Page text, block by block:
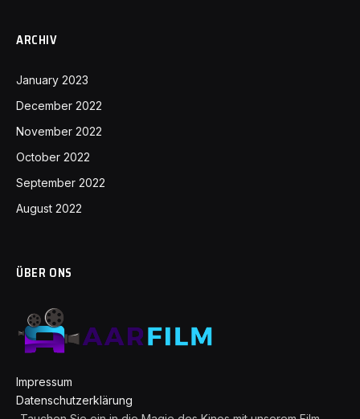
ARCHIV
January 2023
December 2022
November 2022
October 2022
September 2022
August 2022
ÜBER ONS
Impressum
Datenschutzerklärung